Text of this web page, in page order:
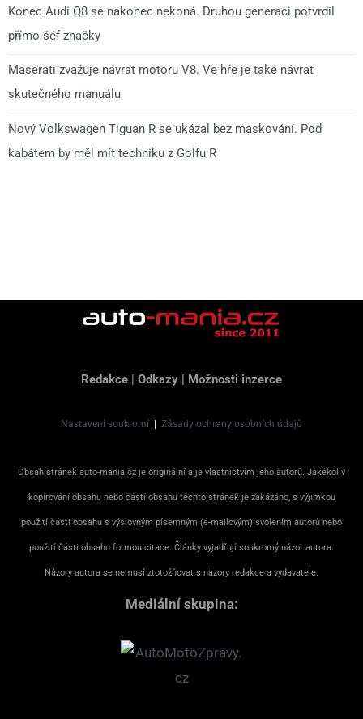
Konec Audi Q8 se nakonec nekoná. Druhou generaci potvrdil
přímo šéf značky
Maserati zvažuje návrat motoru V8. Ve hře je také návrat
skutečného manuálu
Nový Volkswagen Tiguan R se ukázal bez maskování. Pod
kabátem by měl mít techniku z Golfu R
Redakce | Odkazy | Možnosti inzerce
Nastavení soukromí Zásady ochrany osobních údajů
Obsah stránek auto-mania.cz je originální a je vlastnictvím jeho autorů. Jakékoliv
kopírování obsahu nebo částí obsahu těchto stránek je zakázáno, s výjimkou
použití části obsahu s výslovným písemným (e-mailovým) svolením autorů nebo
použití části obsahu formou citace. Články vyjadřují soukromý názor autora.
Názory autora se nemusí ztotožňovat s názory redakce a vydavatele.
Mediální skupina: